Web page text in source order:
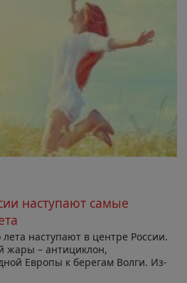
наступают самые
наступают в центре России.
жары – антициклон,
Европы к берегам Волги. Из-